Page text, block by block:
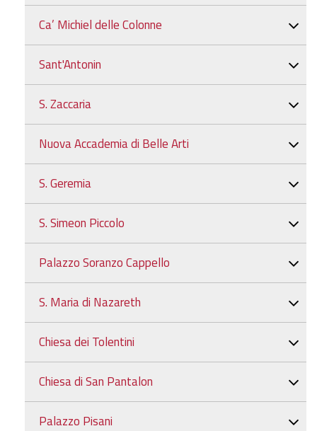
Ca’ Michiel delle Colonne
Sant'Antonin
S. Zaccaria
Nuova Accademia di Belle Arti
S. Geremia
S. Simeon Piccolo
Palazzo Soranzo Cappello
S. Maria di Nazareth
Chiesa dei Tolentini
Chiesa di San Pantalon
Palazzo Pisani